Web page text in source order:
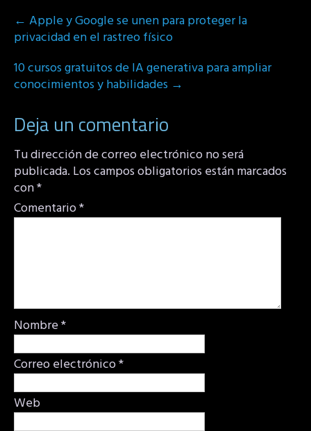
Post
navigation
← Apple y Google se unen para proteger la
privacidad en el rastreo físico
10 cursos gratuitos de IA generativa para ampliar
conocimientos y habilidades →
Deja un comentario
Tu dirección de correo electrónico no será
publicada. Los campos obligatorios están marcados
con*
Comentario*
Nombre*
Correo electrónico*
Web